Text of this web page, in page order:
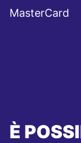
MasterCard
È